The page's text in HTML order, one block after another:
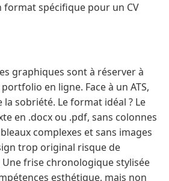
format spécifique pour un CV
graphiques sont à réserver à
en ligne. Face à un ATS,
sobriété. Le format idéal ? Le
en .docx ou .pdf, sans colonnes
complexes et sans images
trop original risque de
frise chronologique stylisée
esthétique, mais non